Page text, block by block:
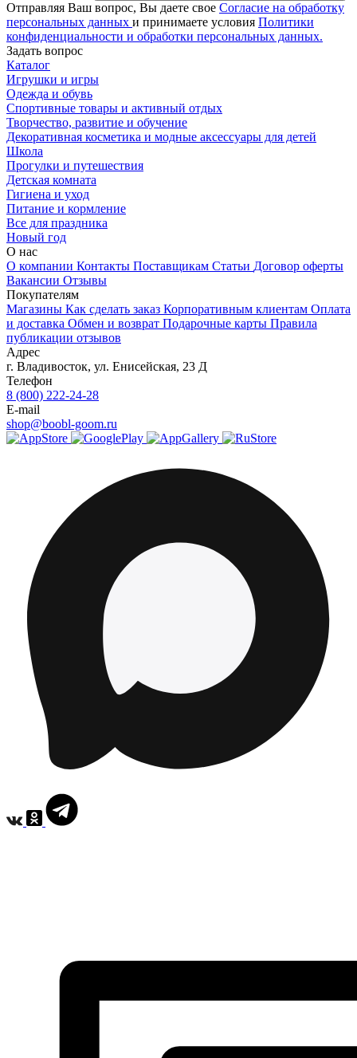
Отправляя Ваш вопрос, Вы даете свое Согласие на обработку
персональных данных и принимаете условия Политики
конфиденциальности и обработки персональных данных.
Задать вопрос
Каталог
Игрушки и игры
Одежда и обувь
Спортивные товары и активный отдых
Творчество, развитие и обучение
Декоративная косметика и модные аксессуары для детей
Школа
Прогулки и путешествия
Детская комната
Гигиена и уход
Питание и кормление
Все для праздника
Новый год
О нас
О компании Контакты Поставщикам Статьи Договор оферты
Вакансии Отзывы
Покупателям
Магазины Как сделать заказ Корпоративным клиентам Оплата
и доставка Обмен и возврат Подарочные карты Правила
публикации отзывов
Адрес
г. Владивосток, ул. Енисейская, 23 Д
Телефон
8 (800) 222-24-28
E-mail
shop@boobl-goom.ru